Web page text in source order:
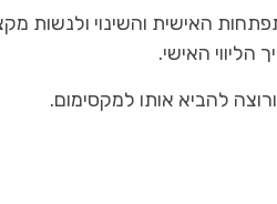
האישית והשינוי ולנשות
הליווי האישי.
להביא אותו למקסימום.